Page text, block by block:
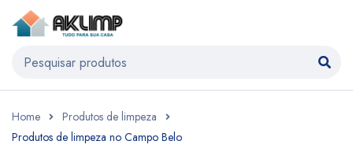
Home
Produtos de limpeza
Produtos de limpeza no Campo Belo